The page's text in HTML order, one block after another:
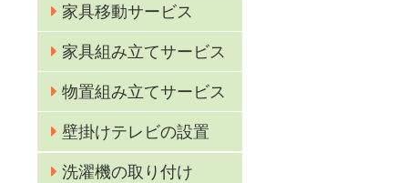
家具移動サービス
家具組み立てサービス
物置組み立てサービス
壁掛けテレビの設置
洗濯機の取り付け